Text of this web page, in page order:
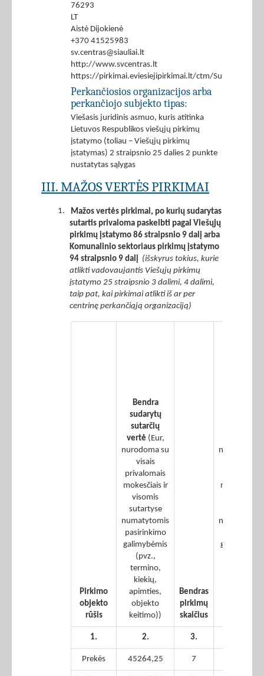
76293
LT
Aistė Dijokienė
+370 41525983
sv.centras@siauliai.lt
http://www.svcentras.lt
https://pirkimai.eviesiejipirkimai.lt/ctm/Supplier/
Perkančiosios organizacijos arba
perkančiojo subjekto tipas:
Viešasis juridinis asmuo, kuris atitinka
Lietuvos Respublikos viešųjų pirkimų
įstatymo (toliau – Viešųjų pirkimų
įstatymas) 2 straipsnio 25 dalies 2 punkte
nustatytas sąlygas
III. MAŽOS VERTĖS PIRKIMAI
1.
Mažos vertės pirkimai, po kurių sudarytas
sutartis privaloma paskelbti pagal Viešųjų
pirkimų įstatymo 86 straipsnio 9 dalį arba
Komunalinio sektoriaus pirkimų įstatymo
94 straipsnio 9 dalį (išskyrus tokius, kurie
atlikti vadovaujantis Viešųjų pirkimų
įstatymo 25 straipsnio 3 dalimi, 4 dalimi,
taip pat, kai pirkimai atlikti iš ar per
centrinę perkančiąją organizaciją)
Pirkimo
objekto
rūšis
Bendra
sudarytų
sutarčių
vertė (Eur,
nurodoma su
visais
privalomais
mokesčiais ir
visomis
sutartyse
numatytomis
pasirinkimo
galimybėmis
(pvz.,
termino,
kiekių,
apimties,
objekto
keitimo))
Bendras
pirkimų
skaičius
nurodoma
mokesčiais
galimybėmis
1. 2. 3.
Prekės 45264,25 7